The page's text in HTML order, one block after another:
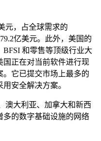
元，占全球需求的
亿美元。此外，美国的
和零售等顶级行业大
国正在对当前软件进行现
它已提交市场上最多的
安全解决方案。
澳大利亚、加拿大和新西
多的数字基础设施的网络